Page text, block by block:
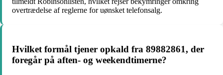
overtrædelse af reglerne for uønsket telefonsalg.
Hvilket formål tjener opkald fra 89882861, der
foregår på aften- og weekendtimerne?